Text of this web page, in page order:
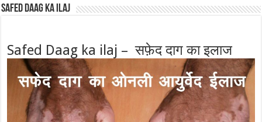
Safed Daag ka ilaj
Safed Daag ka ilaj – सफ़ेद दाग का इलाज